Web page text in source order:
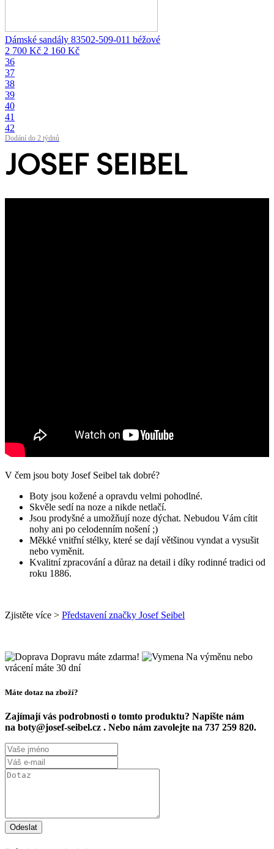
Dámské sandály 83502-509-011 béžové
2 700 Kč 2 160 Kč
36
37
38
39
40
41
42
Dodání do 2 týdnů
V čem jsou boty Josef Seibel tak dobré?
Boty jsou kožené a opravdu velmi pohodlné.
Skvěle sedí na noze a nikde netlačí.
Jsou prodyšné a umožňují noze dýchat. Nebudou Vám cítit
nohy ani po celodenním nošení ;)
Měkké vnitřní stélky, které se dají většinou vyndat a vysušit
nebo vyměnit.
Kvalitní zpracování a důraz na detail i díky rodinné tradici od
roku 1886.
Zjistěte více > Představení značky Josef Seibel
Dopravu máte zdarma!
Na výměnu nebo
vrácení máte 30 dní
Máte dotaz na zboží?
Zajímají vás podrobnosti o tomto produktu? Napište nám
na boty@josef-seibel.cz . Nebo nám zavolejte na 737 259 820.